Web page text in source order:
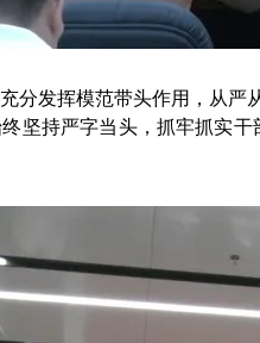
发挥模范带头作用，从严
坚持严字当头，抓牢抓实